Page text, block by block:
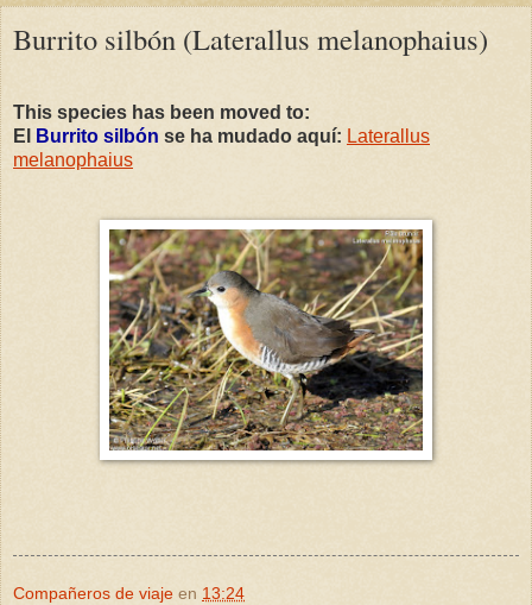
Burrito silbón (Laterallus melanophaius)
This species has been moved to:
El
Burrito silbón se ha mudado aquí: Laterallus
melanophaius
Compañeros de viaje en 13:24